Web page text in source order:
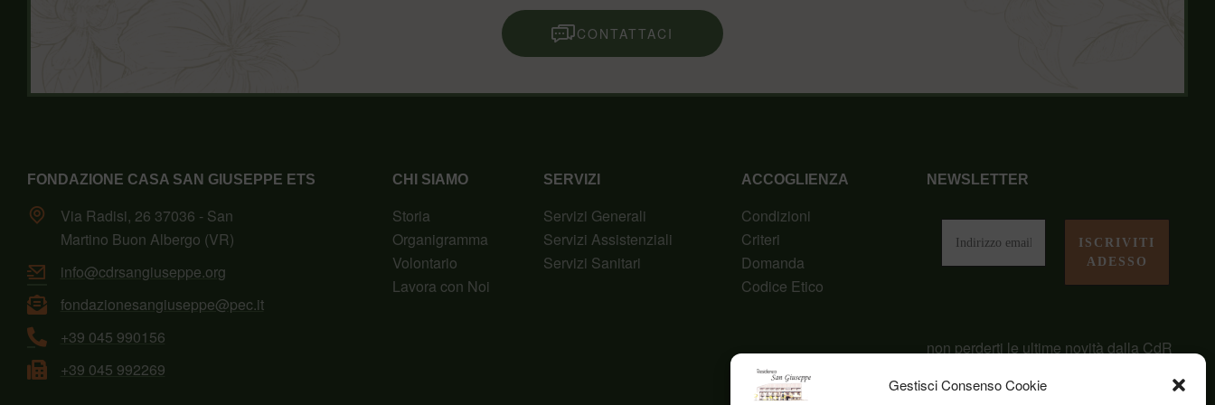
Gestisci Consenso Cookie
CONTATTACI
FONDAZIONE CASA SAN GIUSEPPE ETS
Via Radisi, 26 37036 - San
Martino Buon Albergo (VR)
info@cdrsangiuseppe.org
fondazionesangiuseppe@pec.it
+39 045 990156
+39 045 992269
CHI SIAMO
Storia
Organigramma
Volontario
Lavora con Noi
SERVIZI
Servizi Generali
Servizi Assistenziali
Servizi Sanitari
ACCOGLIENZA
Condizioni
Criteri
Domanda
Codice Etico
NEWSLETTER
non perderti le ultime novità dalla CdR